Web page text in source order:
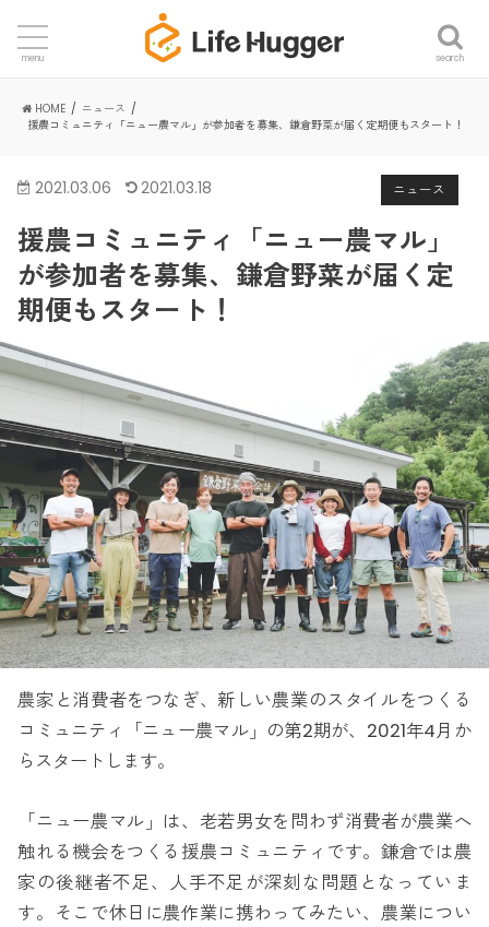
search
menu
HOME
ニュース
援農コミュニティ「ニュー農マル」が参加者を募集、鎌倉野菜が届く定期便もスタート！
ニュース
2021.03.06 2021.03.18
援農コミュニティ「ニュー農マル」
が参加者を募集、鎌倉野菜が届く定
期便もスタート！
農家と消費者をつなぎ、新しい農業のスタイルをつくる
コミュニティ「ニュー農マル」の第2期が、2021年4月か
らスタートします。
「ニュー農マル」は、老若男女を問わず消費者が農業へ
触れる機会をつくる援農コミュニティです。鎌倉では農
家の後継者不足、人手不足が深刻な問題となっていま
す。そこで休日に農作業に携わってみたい、農業につい